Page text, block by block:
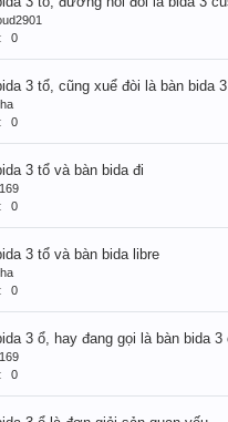
0
3 tổ, cũng xuể đòi là bàn bida
0
3 tổ và bàn bida đi
0
3 tổ và bàn bida libre
0
3 ổ, hay đang gọi là bàn bida 3
0